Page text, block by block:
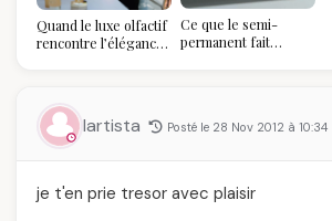
Quand le luxe olfactif
rencontre l’élégance
temps
Ce que le semi-
permanent fait
lartista Posté le 28 Nov 2012 à 10:34
je t'en prie tresor avec plaisir